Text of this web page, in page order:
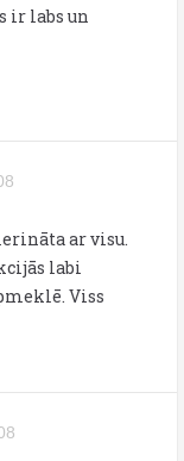
ir labs un
ar visu.
labi
Viss